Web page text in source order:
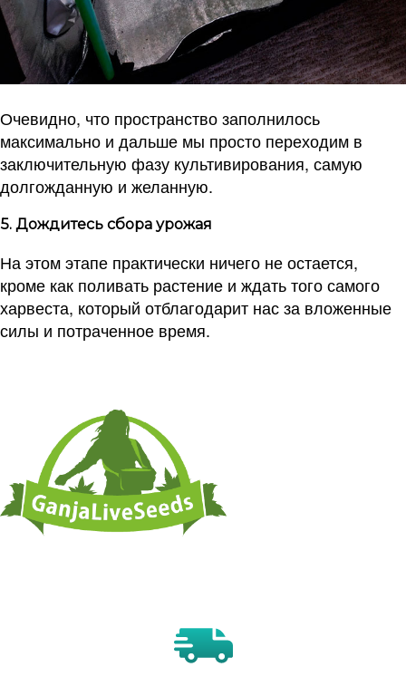
Очевидно, что пространство заполнилось
максимально и дальше мы просто переходим в
заключительную фазу культивирования, самую
долгожданную и желанную.
5. Дождитесь сбора урожая
На этом этапе практически ничего не остается,
кроме как поливать растение и ждать того самого
харвеста, который отблагодарит нас за вложенные
силы и потраченное время.